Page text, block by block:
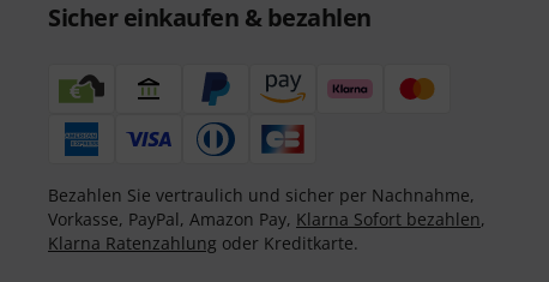
Sicher einkaufen & bezahlen
Bezahlen Sie vertraulich und sicher per Nachnahme,
Vorkasse, PayPal, Amazon Pay, Klarna Sofort bezahlen,
Klarna Ratenzahlung oder Kreditkarte.